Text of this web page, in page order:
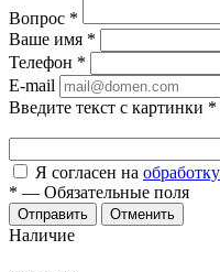
Вопрос *
Ваше имя *
Телефон *
E-mail
Введите текст с картинки *
Я согласен на
* — Обязательные поля
Отменить
Наличие